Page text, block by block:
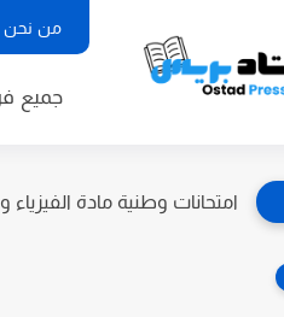
من نحن
جميع
امتحانات وطنية مادة الفيزياء